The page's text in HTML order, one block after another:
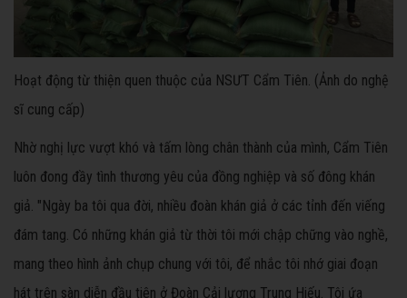
Hoạt động từ thiện quen thuộc của NSƯT Cẩm Tiên. (Ảnh do nghệ
sĩ cung cấp)
Nhờ nghị lực vượt khó và tấm lòng chân thành của mình, Cẩm Tiên
luôn đong đầy tình thương yêu của đồng nghiệp và số đông khán
giả. "Ngày ba tôi qua đời, nhiều đoàn khán giả ở các tỉnh đến viếng
đám tang. Có những khán giả từ thời tôi mới chập chững vào nghề,
mang theo hình ảnh chụp chung với tôi, để nhắc tôi nhớ giai đoạn
hát trên sàn diễn đầu tiên ở Đoàn Cải lương Trung Hiếu. Tôi ứa